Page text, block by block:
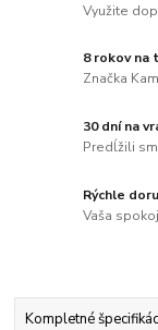
Využite
8 rokov na
Značka
30 dní na
Predĺžili
Rýchle
Vaša
Kompletné